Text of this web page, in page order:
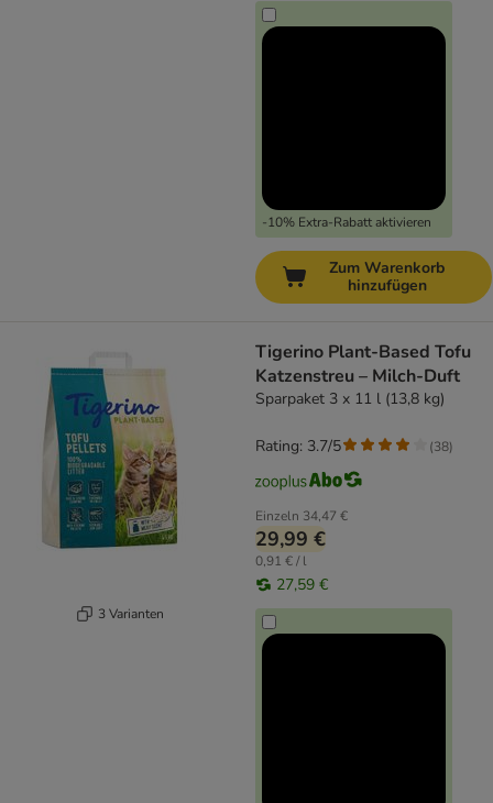
-10% Extra-Rabatt aktivieren
Zum Warenkorb
hinzufügen
3 Varianten
Tigerino Plant-Based Tofu
Katzenstreu – Milch-Duft
Sparpaket 3 x 11 l (13,8 kg)
Einzeln 34,47 €
29,99 €
0,91 € / l
27,59 €
Rating: 3.7/5 (38)